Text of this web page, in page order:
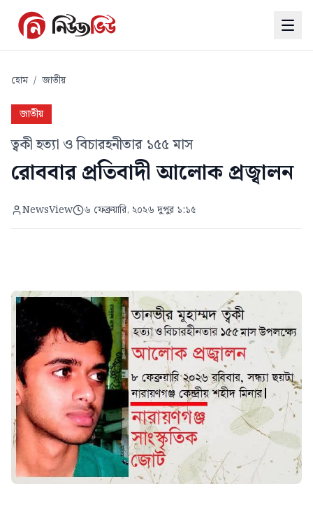
হোম / জাতীয়
জাতীয়
ত্বকী হত্যা ও বিচারহনীতার ১৫৫ মাস
রোববার প্রতিবাদী আলোক প্রজ্বালন
NewsView ৬ ফেব্রুয়ারি, ২০২৬ দুপুর ১:১৫